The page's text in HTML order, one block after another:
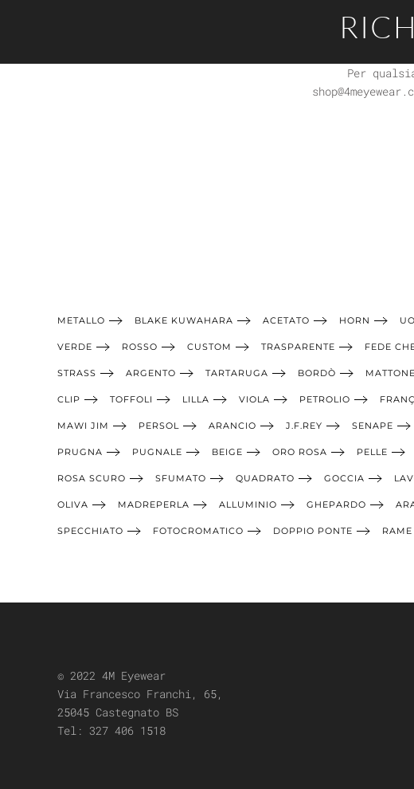
Per
METALLO BLAKE KUWAHARA ACETATO HORN
VERDE ROSSO CUSTOM TRASPARENTE FEDE
STRASS ARGENTO TARTARUGA BORDÒ MATTONE
CLIP TOFFOLI LILLA VIOLA PETROLIO
MAWI JIM PERSOL ARANCIO J.F.REY SENAPE
PRUGNA PUGNALE BEIGE ORO ROSA PELLE
ROSA SCURO SFUMATO QUADRATO GOCCIA
OLIVA MADREPERLA ALLUMINIO GHEPARDO
SPECCHIATO FOTOCROMATICO DOPPIO PONTE RAME
© 2022 4M Eyewear
Via Francesco Franchi, 65,
25045 Castegnato BS
Tel: 327 406 1518